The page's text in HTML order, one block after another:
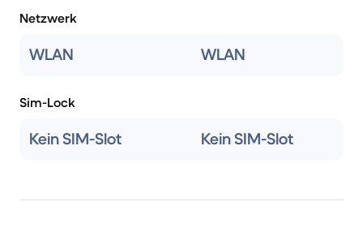
Netzwerk
WLAN WLAN
Sim-Lock
Kein SIM-Slot Kein SIM-Slot